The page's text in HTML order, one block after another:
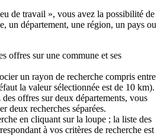
de travail », vous avez la possibilité de
un département, une région, un pays ou
offres sur une commune et ses
un rayon de recherche compris entre
la valeur sélectionnée est de 10 km).
offres sur deux départements, vous
deux recherches séparées.
en cliquant sur la loupe ; la liste des
à vos critères de recherche est